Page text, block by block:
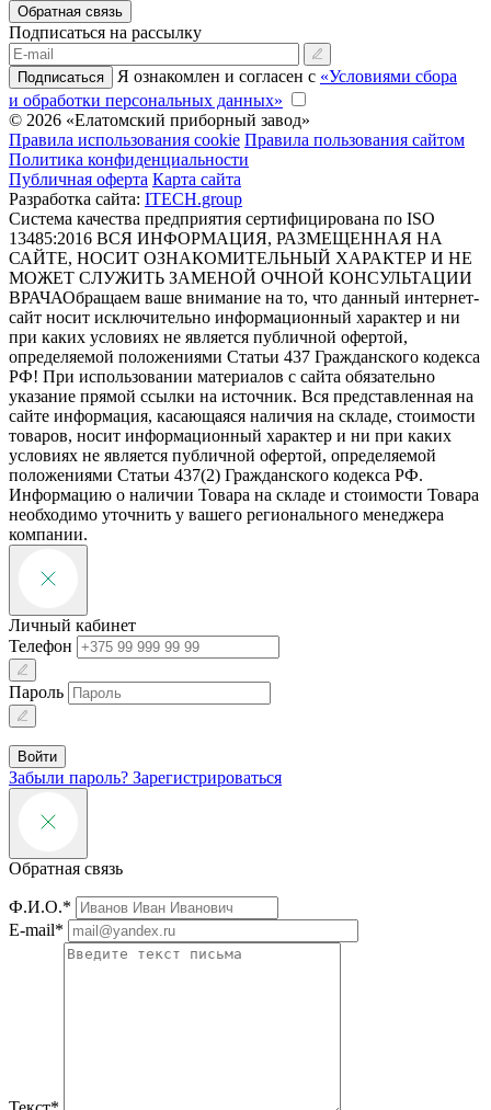
Обратная связь
Подписаться на рассылку
Подписаться Я ознакомлен и согласен с «Условиями сбора
и обработки персональных данных»
© 2026 «Елатомский приборный завод»
Правила использования cookie Правила пользования сайтом
Политика конфиденциальности
Публичная оферта Карта сайта
Разработка сайта: ITECH.group
Система качества предприятия сертифицирована по ISO
13485:2016 ВСЯ ИНФОРМАЦИЯ, РАЗМЕЩЕННАЯ НА
САЙТЕ, НОСИТ ОЗНАКОМИТЕЛЬНЫЙ ХАРАКТЕР И НЕ
МОЖЕТ СЛУЖИТЬ ЗАМЕНОЙ ОЧНОЙ КОНСУЛЬТАЦИИ
ВРАЧАОбращаем ваше внимание на то, что данный интернет-
сайт носит исключительно информационный характер и ни
при каких условиях не является публичной офертой,
определяемой положениями Статьи 437 Гражданского кодекса
РФ! При использовании материалов с сайта обязательно
указание прямой ссылки на источник. Вся представленная на
сайте информация, касающаяся наличия на складе, стоимости
товаров, носит информационный характер и ни при каких
условиях не является публичной офертой, определяемой
положениями Статьи 437(2) Гражданского кодекса РФ.
Информацию о наличии Товара на складе и стоимости Товара
необходимо уточнить у вашего регионального менеджера
компании.
Личный кабинет
Телефон
Пароль
Войти
Забыли пароль? Зарегистрироваться
Обратная связь
Ф.И.О.*
E-mail*